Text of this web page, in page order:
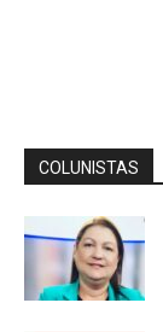
COLUNISTAS